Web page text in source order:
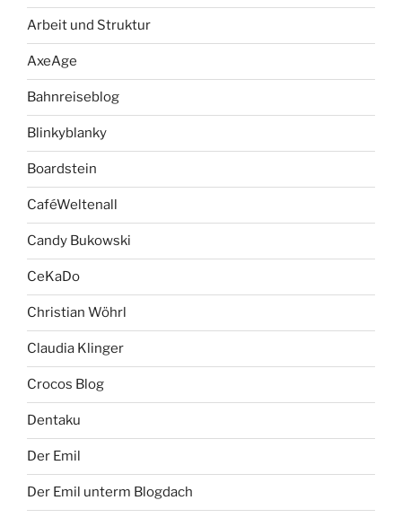
Arbeit und Struktur
AxeAge
Bahnreiseblog
Blinkyblanky
Boardstein
CaféWeltenall
Candy Bukowski
CeKaDo
Christian Wöhrl
Claudia Klinger
Crocos Blog
Dentaku
Der Emil
Der Emil unterm Blogdach